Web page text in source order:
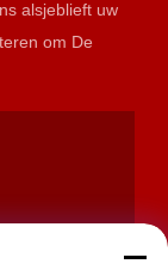
alsjeblieft uw
om De